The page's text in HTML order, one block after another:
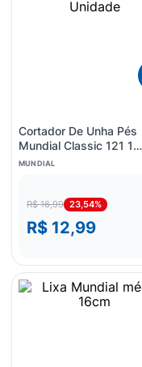
Cortador De Unha Pés
Mundial Classic 121 1
Unidade
MUNDIAL
R$ 16,99 23,54%
R$ 12,99